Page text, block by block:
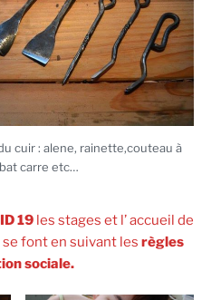
cuir : alene, rainette,couteau à
carre etc…
19 les stages et l’ accueil de
font en suivant les règles
sociale.